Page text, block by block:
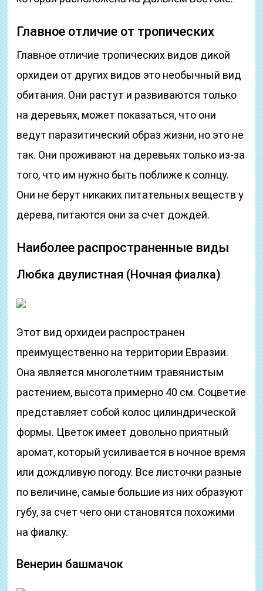
Главное отличие от тропических
Главное отличие тропических видов дикой
орхидеи от других видов это необычный вид
обитания. Они растут и развиваются только
на деревьях, может показаться, что они
ведут паразитический образ жизни, но это не
так. Они проживают на деревьях только из-за
того, что им нужно быть поближе к солнцу.
Они не берут никаких питательных веществ у
дерева, питаются они за счет дождей.
Наиболее распространенные виды
Любка двулистная (Ночная фиалка)
Этот вид орхидеи распространен
преимущественно на территории Евразии.
Она является многолетним травянистым
растением, высота примерно 40 см. Соцветие
представляет собой колос цилиндрической
формы. Цветок имеет довольно приятный
аромат, который усиливается в ночное время
или дождливую погоду. Все листочки разные
по величине, самые большие из них образуют
губу, за счет чего они становятся похожими
на фиалку.
Венерин башмачок